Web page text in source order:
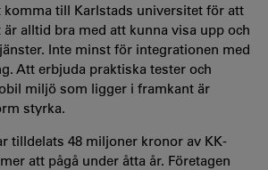
komma till Karlstads universitet för att
alltid bra med att kunna visa upp och
Inte minst för integrationen med
Att erbjuda praktiska tester och
miljö som ligger i framkant är
styrka.
tilldelats 48 miljoner kronor av KK-
att pågå under åtta år. Företagen